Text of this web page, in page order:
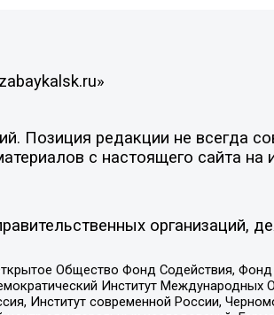
Позиция редакции не всегда
с настоящего сайта на
организаций,
Общество Фонд Содействия,
Институт Международных
Институт современной России,